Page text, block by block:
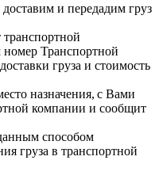
и передадим груз
транспортной
Транспортной
груза и стоимость
назначения, с Вами
компании и сообщит
способом
груза в транспортной